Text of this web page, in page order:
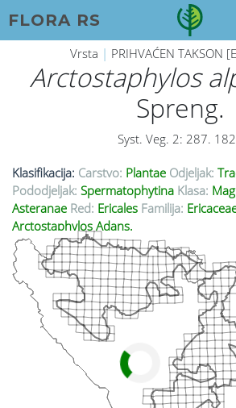
FLORA RS
Vrsta | PRIHVAĆEN TAKSON
Arctostaphylos
Spreng.
Syst. Veg. 2: 287.
Klasifikacija: Carstvo: Plantae Odjeljak:
Pododjeljak: Spermatophytina Klasa:
Asteranae Red: Ericales Familija:
Arctostaphylos Adans.